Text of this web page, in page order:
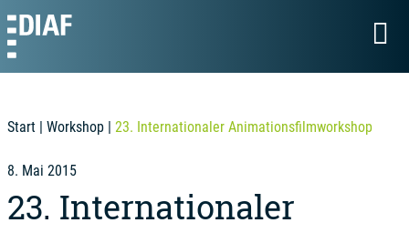
Start | Workshop | 23. Internationaler Animationsfilmworkshop
8. Mai 2015
23. Internationaler